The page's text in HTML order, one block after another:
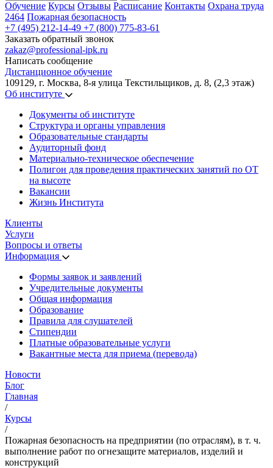
Обучение Курсы Отзывы Расписание Контакты Охрана труда
2464 Пожарная безопасность
+7 (495) 212-14-49 +7 (800) 775-83-61
Заказать обратный звонок
zakaz@professional-ipk.ru
Написать сообщение
Дистанционное обучение
109129, г. Москва, 8-я улица Текстильщиков, д. 8, (2,3 этаж)
Об институте
Документы об институте
Структура и органы управления
Образовательные стандарты
Аудиторный фонд
Материально-техническое обеспечение
Полигон для проведения практических занятий по ОТ
на высоте
Вакансии
Жизнь Института
Клиенты
Услуги
Вопросы и ответы
Информация
Формы заявок и заявлений
Учредительные документы
Общая информация
Образование
Правила для слушателей
Стипендии
Платные образовательные услуги
Вакантные места для приема (перевода)
Новости
Блог
Главная
/
Курсы
/
Пожарная безопасность на предприятии (по отраслям), в т. ч.
выполнение работ по огнезащите материалов, изделий и
конструкций